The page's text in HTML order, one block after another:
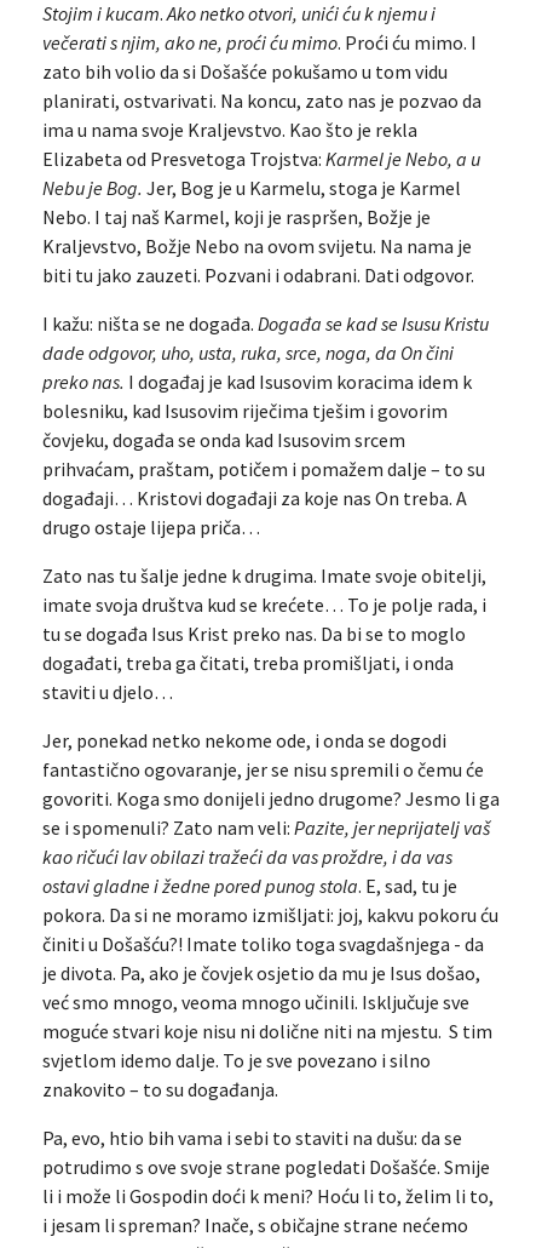
Stojim i kucam.Ako netko otvori, unići ću k njemu i
večerati s njim, ako ne, proći ću mimo. Proći ću mimo. I
zato bih volio da si Došašće pokušamo u tom vidu
planirati, ostvarivati. Na koncu, zato nas je pozvao da
ima u nama svoje Kraljevstvo. Kao što je rekla
Elizabeta od Presvetoga Trojstva: Karmel je Nebo, a u
Nebu je Bog. Jer, Bog je u Karmelu, stoga je Karmel
Nebo. I taj naš Karmel, koji je raspršen, Božje je
Kraljevstvo, Božje Nebo na ovom svijetu. Na nama je
biti tu jako zauzeti. Pozvani i odabrani. Dati odgovor.
I kažu: ništa se ne događa. Događa se kad se Isusu Kristu
dade odgovor, uho, usta, ruka, srce, noga, da On čini
preko nas. I događaj je kad Isusovim koracima idem k
bolesniku, kad Isusovim riječima tješim i govorim
čovjeku, događa se onda kad Isusovim srcem
prihvaćam, praštam, potičem i pomažem dalje – to su
događaji… Kristovi događaji za koje nas On treba. A
drugo ostaje lijepa priča…
Zato nas tu šalje jedne k drugima. Imate svoje obitelji,
imate svoja društva kud se krećete… To je polje rada, i
tu se događa Isus Krist preko nas. Da bi se to moglo
događati, treba ga čitati, treba promišljati, i onda
staviti u djelo…
Jer, ponekad netko nekome ode, i onda se dogodi
fantastično ogovaranje, jer se nisu spremili o čemu će
govoriti. Koga smo donijeli jedno drugome? Jesmo li ga
se i spomenuli? Zato nam veli: Pazite, jer neprijatelj vaš
kao ričući lav obilazi tražeći da vas proždre, i da vas
ostavi gladne i žedne pored punog stola. E, sad, tu je
pokora. Da si ne moramo izmišljati: joj, kakvu pokoru ću
činiti u Došašću?! Imate toliko toga svagdašnjega - da
je divota. Pa, ako je čovjek osjetio da mu je Isus došao,
već smo mnogo, veoma mnogo učinili. Isključuje sve
moguće stvari koje nisu ni dolične niti na mjestu. S tim
svjetlom idemo dalje. To je sve povezano i silno
znakovito – to su događanja.
Pa, evo, htio bih vama i sebi to staviti na dušu: da se
potrudimo s ove svoje strane pogledati Došašće. Smije
li i može li Gospodin doći k meni? Hoću li to, želim li to,
i jesam li spreman? Inače, s običajne strane nećemo